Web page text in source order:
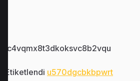
lc4vqmx8t3dkoksvc8b2vqu
Etiketlendi u570dgcbkbpwrt